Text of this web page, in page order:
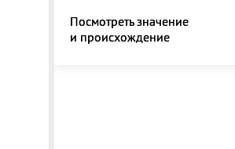
Посмотреть значение
и происхождение